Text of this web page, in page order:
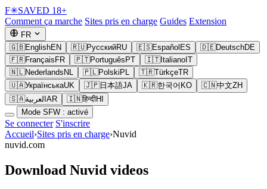
F✳SAVED 18+
Comment ça marche Sites pris en charge Guides Extension
FR
🇬🇧EnglishEN 🇷🇺РусскийRU 🇪🇸Español ES 🇩🇪DeutschDE
🇫🇷Français FR 🇵🇹Português PT 🇮🇹Italiano IT
🇳🇱Nederlands NL 🇵🇱Polski PL 🇹🇷TürkçeTR
🇺🇦УкраїнськаUK 🇯🇵日本語JA 🇰🇷한국어 KO 🇨🇳中文ZH
🇸🇦العربية AR 🇮🇳हिन्दीHI
Mode SFW : activé
Se connecter S'inscrire
Accueil›Sites pris en charge›Nuvid
nuvid.com
Download Nuvid videos